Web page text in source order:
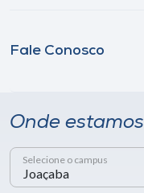
Fale Conosco
Onde estamos
Selecione o campus